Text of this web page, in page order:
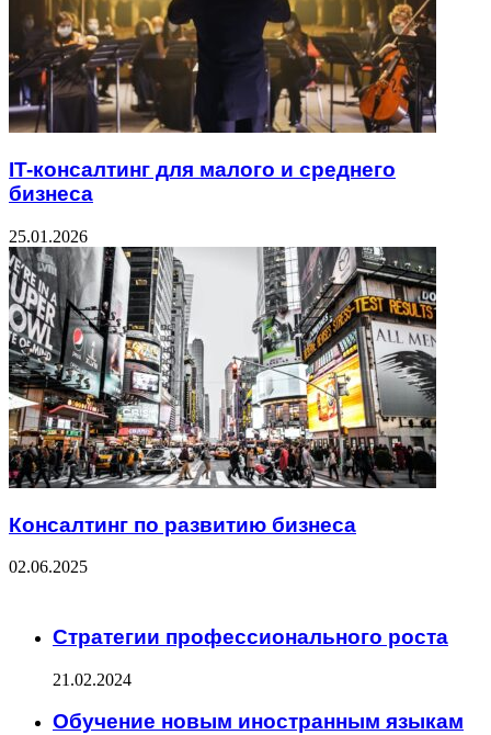
IT-консалтинг для малого и среднего
бизнеса
25.01.2026
Консалтинг по развитию бизнеса
02.06.2025
Стратегии профессионального роста
21.02.2024
Обучение новым иностранным языкам